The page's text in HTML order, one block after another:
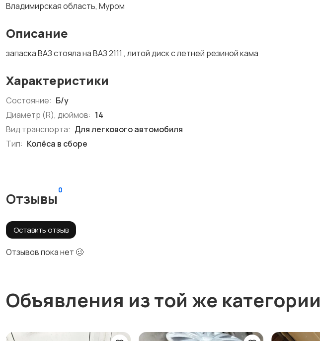
Владимирская область, Муром
Описание
запаска ВАЗ стояла на ВАЗ 2111 , литой диск с летней резиной кама
Характеристики
Состояние: Б/у
Диаметр (R), дюймов: 14
Вид транспорта: Для легкового автомобиля
Тип: Колёса в сборе
Отзывы
0
Оставить отзыв
Отзывов пока нет 🥴
Объявления из той же категории